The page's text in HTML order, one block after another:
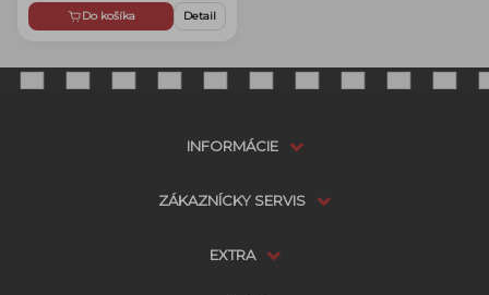
Do košíka Detail
INFORMÁCIE
ZÁKAZNÍCKY SERVIS
EXTRA